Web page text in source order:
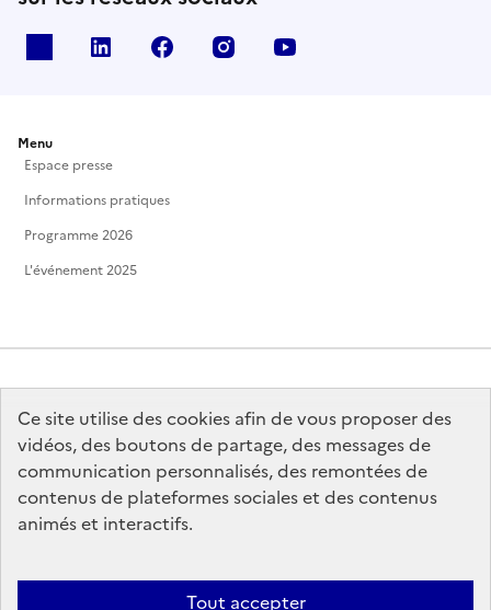
Ce site utilise des cookies afin de vous proposer des
vidéos, des boutons de partage, des messages de
communication personnalisés, des remontées de
contenus de plateformes sociales et des contenus
animés et interactifs.
Tout accepter
Linkedin Facebook Instagram
Menu
Espace presse
Informations pratiques
Programme 2026
L'événement 2025
MINISTÈRE
DE LA CULTURE
data.gouv.fr